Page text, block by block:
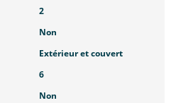
2
Non
Extérieur et couvert
6
Non